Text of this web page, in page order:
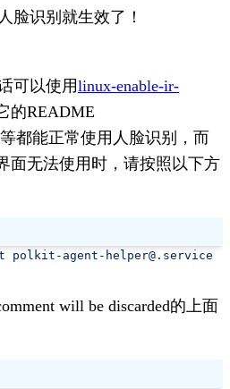
脸识别就生效了！
可以使用linux-enable-ir-
的README
都能正常使用人脸识别，而
面无法使用时，请按照以下方
polkit-agent-helper@.service
will be discarded的上面